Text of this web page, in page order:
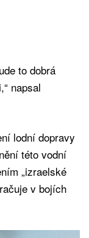
to dobrá
napsal
lodní dopravy
této vodní
„izraelské
v bojích